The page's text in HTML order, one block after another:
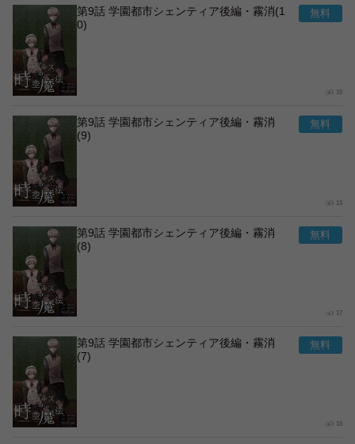
第9話 学園都市シェンティア後編・霧消(1
0)
15
第9話 学園都市シェンティア後編・霧消
(9)
13
第9話 学園都市シェンティア後編・霧消
(8)
17
第9話 学園都市シェンティア後編・霧消
(7)
15